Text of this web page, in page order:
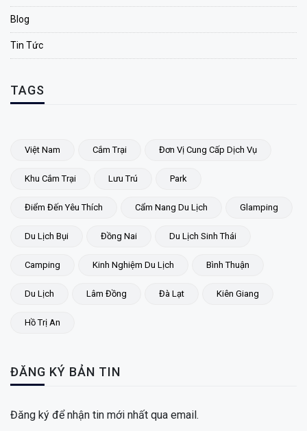
Blog
Tin Tức
TAGS
Việt Nam Cắm Trại Đơn Vị Cung Cấp Dịch Vụ
Khu Cắm Trại Lưu Trú Park
Điểm Đến Yêu Thích Cẩm Nang Du Lịch Glamping
Du Lịch Bụi Đồng Nai Du Lịch Sinh Thái
Camping Kinh Nghiệm Du Lịch Bình Thuận
Du Lịch Lâm Đồng Đà Lạt Kiên Giang
Hồ Trị An
ĐĂNG KÝ BẢN TIN
Đăng ký để nhận tin mới nhất qua email.